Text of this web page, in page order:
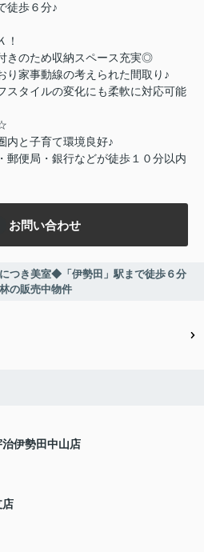
徒歩６分♪
！
きのため収納スペース充実◎
り家事動線の考えられた間取り♪
スタイルの変化にも柔軟に対応可能
内と子育て環境良好♪
郵便局・銀行などが徒歩１０分以内
お問い合わせ
つき美室◆「伊勢田」駅まで徒歩６分
の販売中物件
伊勢田中山店